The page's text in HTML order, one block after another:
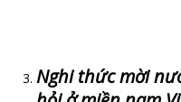
Nghi thức mời